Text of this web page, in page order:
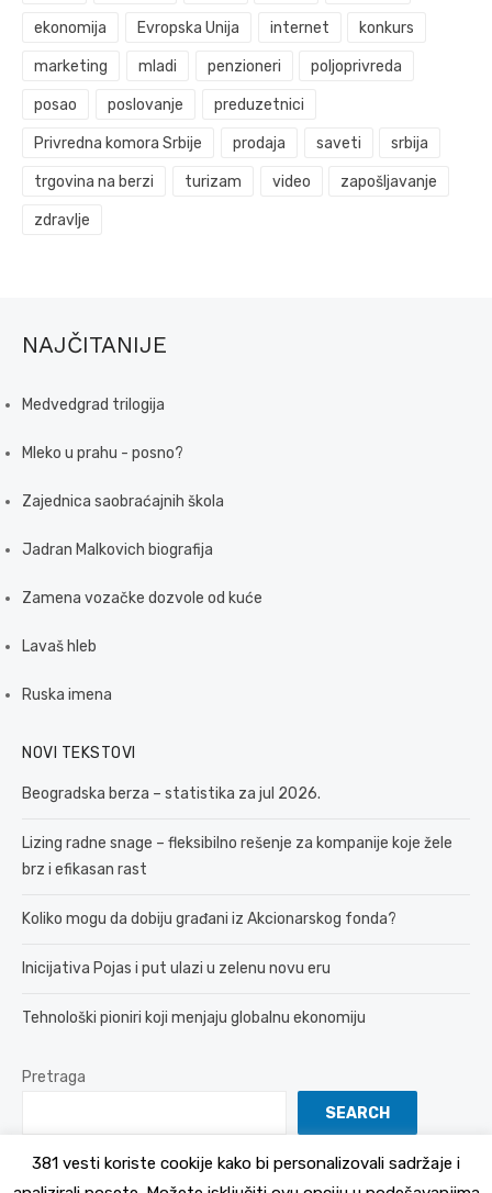
ekonomija Evropska Unija internet konkurs
marketing mladi penzioneri poljoprivreda
posao poslovanje preduzetnici
Privredna komora Srbije prodaja saveti srbija
trgovina na berzi turizam video zapošljavanje
zdravlje
NAJČITANIJE
Medvedgrad trilogija
Mleko u prahu - posno?
Zajednica saobraćajnih škola
Jadran Malkovich biografija
Zamena vozačke dozvole od kuće
Lavaš hleb
Ruska imena
NOVI TEKSTOVI
Beogradska berza – statistika za jul 2026.
Lizing radne snage – fleksibilno rešenje za kompanije koje žele
brz i efikasan rast
Koliko mogu da dobiju građani iz Akcionarskog fonda?
Inicijativa Pojas i put ulazi u zelenu novu eru
Tehnološki pioniri koji menjaju globalnu ekonomiju
Pretraga
SEARCH
381 vesti koriste cookije kako bi personalizovali sadržaje i